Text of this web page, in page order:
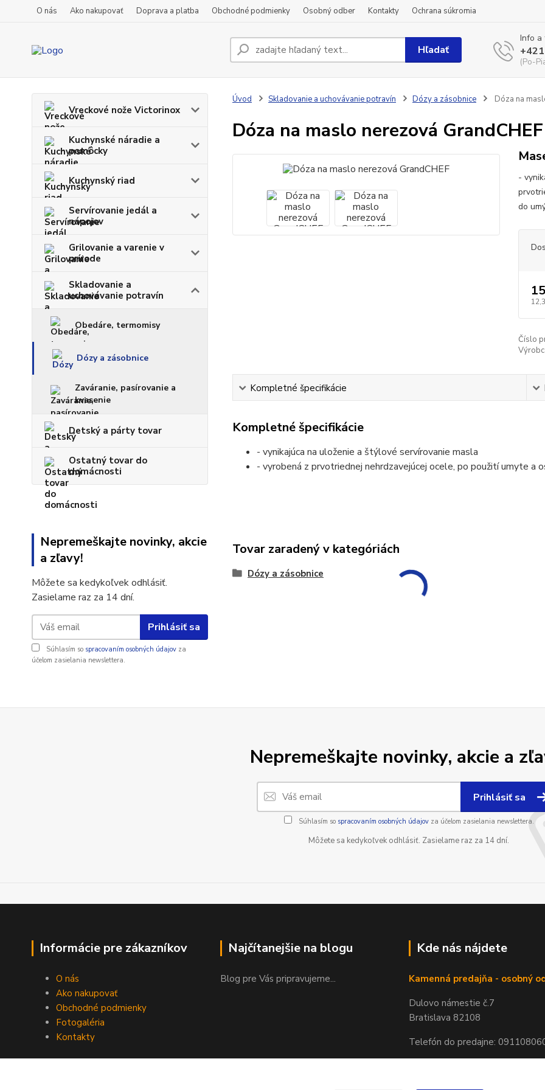
O nás Ako nakupovať Doprava a platba Obchodné podmienky Osobný odber Kontakty Ochrana súkromia
Hľadať
Info a
(Po-
Vreckové nože Victorinox
Kuchynské náradie a
pomôcky
Kuchynský riad
Servírovanie jedál a
nápojov
Grilovanie a varenie v
prírode
Skladovanie a
uchovávanie potravín
Obedáre, termomisy
Dózy a zásobnice
Zaváranie, pasírovanie a
kvasenie
Detský a párty tovar
Ostatný tovar do
domácnosti
Nepremeškajte novinky, akcie
a zľavy!
Môžete sa kedykoľvek odhlásiť.
Zasielame raz za 14 dní.
Prihlásiť sa
Súhlasím so spracovaním osobných údajov za
účelom zasielania newslettera.
Úvod Skladovanie a uchovávanie potravín Dózy a zásobnice Dóza na
Dóza na maslo nerezová GrandCHEF
-
do
Číslo
Kompletné špecifikácie
Kompletné špecifikácie
- vynikajúca na uloženie a štýlové servírovanie masla
- vyrobená z prvotriednej nehrdzavejúcej ocele, po použití umyte a
Tovar zaradený v kategóriách
Dózy a zásobnice
Nepremeškajte novinky, akcie a
Prihlásiť sa
Súhlasím so spracovaním osobných údajovza účelom zasielania newslettera.
Môžete sa kedykoľvek odhlásiť. Zasielame raz za 14 dní.
Informácie pre zákazníkov
O nás
Ako nakupovať
Obchodné podmienky
Fotogaléria
Kontakty
Najčítanejšie na blogu
Blog pre Vás pripravujeme...
Kde nás nájdete
Kamenná predajňa - osobný
Dulovo námestie č.7
Bratislava 82108
Telefón do predajne: